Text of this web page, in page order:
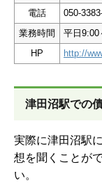
電話
050-
業務時間
平日9:00
HP
http://
津田沼駅での
実際に津田沼駅
想を聞くことが
い。